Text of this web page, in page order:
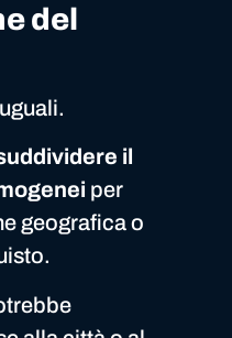
del
il
per
geografica o